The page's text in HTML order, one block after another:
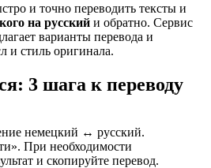
и точно переводить тексты и
на русский и обратно. Сервис
варианты перевода и
и стиль оригинала.
3 шага к переводу
немецкий ↔ русский.
При необходимости
и скопируйте перевод.